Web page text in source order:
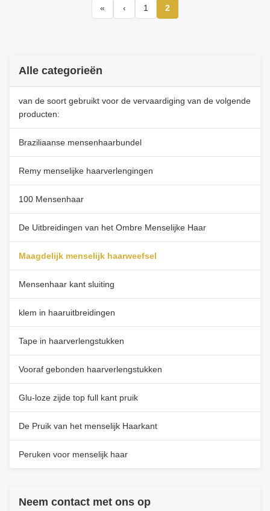
« ‹ 1 2
Alle categorieën
van de soort gebruikt voor de vervaardiging van de volgende
producten:
Braziliaanse mensenhaarbundel
Remy menselijke haarverlengingen
100 Mensenhaar
De Uitbreidingen van het Ombre Menselijke Haar
Maagdelijk menselijk haarweefsel
Mensenhaar kant sluiting
klem in haaruitbreidingen
Tape in haarverlengstukken
Vooraf gebonden haarverlengstukken
Glu-loze zijde top full kant pruik
De Pruik van het menselijk Haarkant
Peruken voor menselijk haar
Neem contact met ons op